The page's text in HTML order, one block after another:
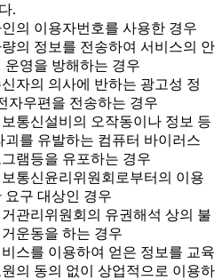
.
인의 이용자번호를 사용한 경우
량의 정보를 전송하여 서비스의 안
운영을 방해하는 경우
자의 의사에 반하는 광고성 정
자우편을 전송하는 경우
보통신설비의 오작동이나 정보 등
괴를 유발하는 컴퓨터 바이러스
램등을 유포하는 경우
보통신윤리위원회로부터의 이용
요구 대상인 경우
거관리위원회의 유권해석 상의 불
운동을 하는 경우
비스를 이용하여 얻은 정보를 교육
의 동의 없이 상업적으로 이용하